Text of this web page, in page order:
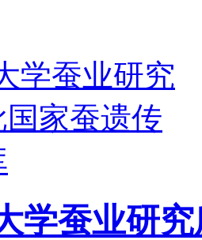
学蚕业研